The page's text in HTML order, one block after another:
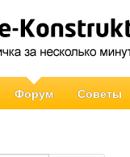
Форум Советы